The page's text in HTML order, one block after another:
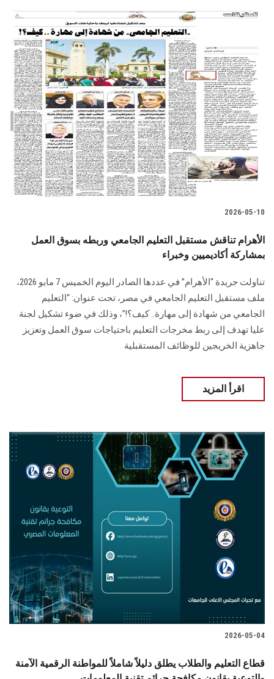
الأنظمة الذكية
الإعلام
تواصل معنا
الطلاب
هيئة التدريس
الدراسات العليا
الزائـرون
سجل الان
2026-05-10
الأهرام تناقش مستقبل التعليم الجامعي وربطه بسوق العمل
بمشاركة أكاديميين وخبراء
تناولت جريدة “الأهرام” في عددها الصادر اليوم الخميس 7 مايو 2026،
ملف مستقبل التعليم الجامعي في مصر، تحت عنوان: “التعليم
الجامعي من شهادة إلى مهارة.. كيف؟!”، وذلك في ضوء تشكيل لجنة
عليا تهدف إلى ربط مخرجات التعليم باحتياجات سوق العمل وتعزيز
جاهزية الخريجين للوظائف المستقبلية
اقرأ المزيد
2026-05-04
قطاع التعليم والطلاب يطلق دليلاً شاملاً للمواطنة الرقمية الآمنة